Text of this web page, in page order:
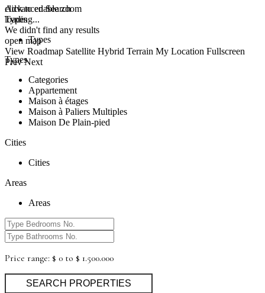
click to enable zoom
loading...
We didn't find any results
open map
View Roadmap Satellite Hybrid Terrain My Location Fullscreen
Prev Next
Advanced Search
Types
Types
Types
Categories
Appartement
Maison à étages
Maison à Paliers Multiples
Maison De Plain-pied
Cities
Cities
Areas
Areas
Price range: $ 0 to $ 1.500.000